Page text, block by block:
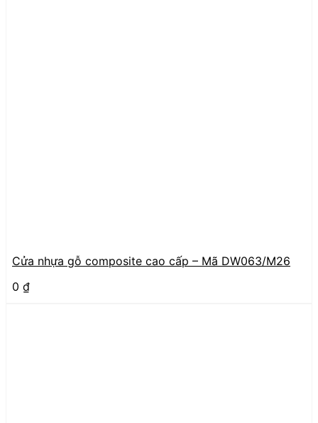
Cửa nhựa gỗ composite cao cấp – Mã DW063/M26
0 ₫